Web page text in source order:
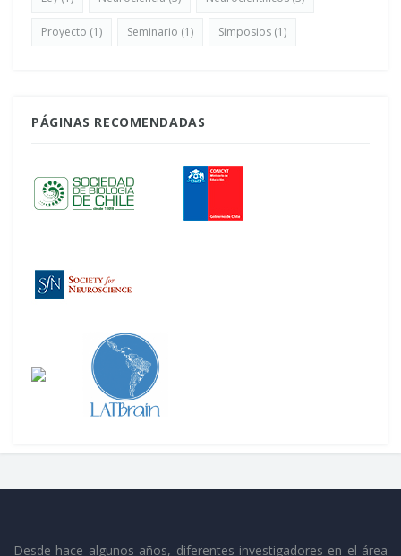
Proyecto (1) Seminario (1) Simposios (1)
PÁGINAS RECOMENDADAS
Desde hace algunos años, diferentes investigadores en el área